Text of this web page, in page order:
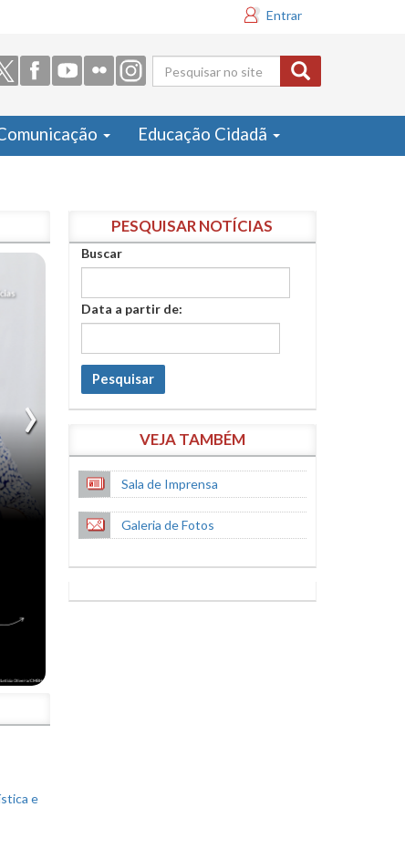
Entrar
Formulário
de busca
Educação Cidadã
e
PESQUISAR NOTÍCIAS
Buscar
Data a partir de:
Pesquisar
VEJA TAMBÉM
Sala de Imprensa
Galeria de Fotos